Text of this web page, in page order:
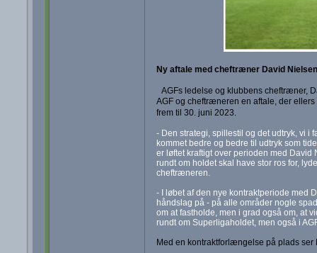
Ny aftale med cheftræner David
AGFs ledelse og klubbens cheftræner,
AGF og cheftræneren en aftale, der
frem til 30. juni 2023.
- Den strategi, spillestil og det udtryk, vi i
kommet bedre og bedre til udtryk som
er løftet kraftigt over perioden med
rundt om holdet skal have stor ros for,
cheftræneren.
- I løbet af den nye kontraktperiode med
håndslag på - på alle områder nogle
om at fastholde, men i grad også om, at
rundt om Superligaholdet, men også i
Med en kontraktforlængelse på plads ser